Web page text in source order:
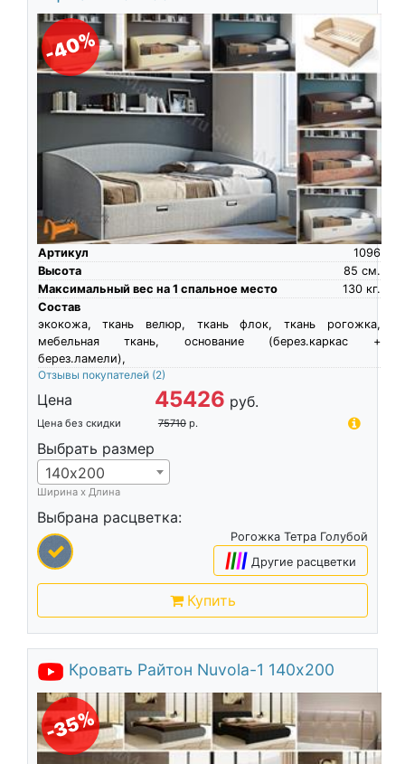
-40%
Артикул
1096
Высота
см.
85
Максимальный вес на 1 спальное место
кг.
130
Состав
экокожа, ткань велюр, ткань флок, ткань рогожка,
мебельная ткань, основание (берез.каркас +
берез.ламели),
Отзывы покупателей (2)
Цена 45426 руб.
Цена без скидки 75710 р.
Выбрать размер
140х200
Ширина х Длина
Выбрана расцветка:
Рогожка Тетра Голубой
|||| Другие расцветки
Купить
Кровать Райтон Nuvola-1 140х200
-35%